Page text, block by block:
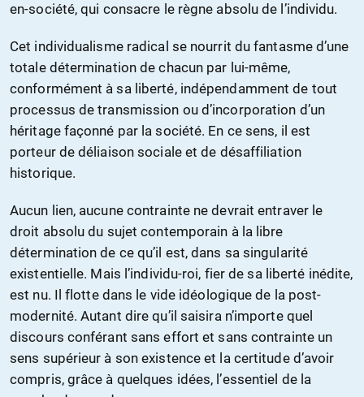
en-société, qui consacre le règne absolu de l’individu.
Cet individualisme radical se nourrit du fantasme d’une
totale détermination de chacun par lui-même,
conformément à sa liberté, indépendamment de tout
processus de transmission ou d’incorporation d’un
héritage façonné par la société. En ce sens, il est
porteur de déliaison sociale et de désaffiliation
historique.
Aucun lien, aucune contrainte ne devrait entraver le
droit absolu du sujet contemporain à la libre
détermination de ce qu’il est, dans sa singularité
existentielle. Mais l’individu-roi, fier de sa liberté inédite,
est nu. Il flotte dans le vide idéologique de la post-
modernité. Autant dire qu’il saisira n’importe quel
discours conférant sans effort et sans contrainte un
sens supérieur à son existence et la certitude d’avoir
compris, grâce à quelques idées, l’essentiel de la